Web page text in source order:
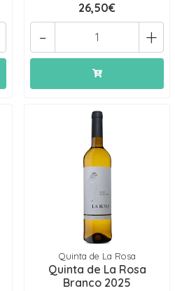
26,50€
+
-
Quinta de La Rosa
Quinta de La Rosa
Branco 2025